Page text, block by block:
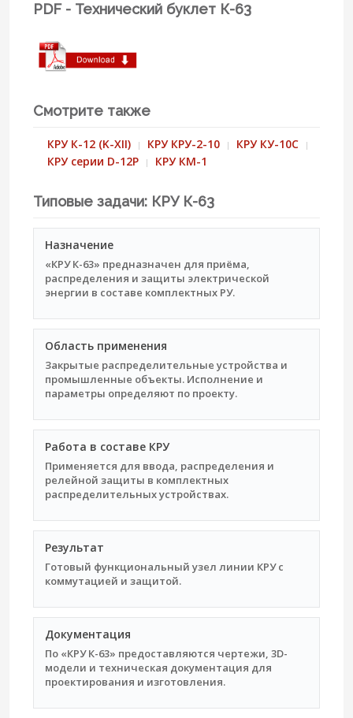
PDF - Технический буклет К-63
Смотрите также
КРУ К-12 (K-XII) КРУ КРУ-2-10
КРУ КУ-10С
КРУ серии D-12P
КРУ КМ-1
Типовые задачи: КРУ К-63
Назначение
«КРУ К-63» предназначен для приёма,
распределения и защиты электрической
энергии в составе комплектных РУ.
Область применения
Закрытые распределительные устройства и
промышленные объекты. Исполнение и
параметры определяют по проекту.
Работа в составе КРУ
Применяется для ввода, распределения и
релейной защиты в комплектных
распределительных устройствах.
Результат
Готовый функциональный узел линии КРУ с
коммутацией и защитой.
Документация
По «КРУ К-63» предоставляются чертежи, 3D-
модели и техническая документация для
проектирования и изготовления.